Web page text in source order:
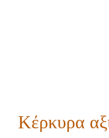
Κέρκυρα